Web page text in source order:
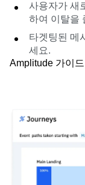
사용자가 새
하여 이탈을
타겟팅된 메
세요.
Amplitude 가이